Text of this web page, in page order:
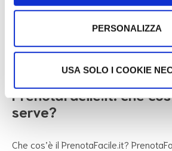
PERSONALIZZA
USA SOLO I COOKIE
PrenotaFacile.it: che
serve?
Che cos’è il PrenotaFacile.it?